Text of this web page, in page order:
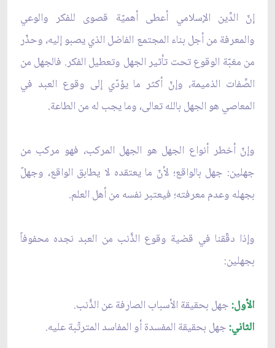
إنّ الدِّين الإسلامي أعطى أهميّة قصوى للفكر والوعي
والمعرفة من أجل بناء المجتمع الفاضل الذي يصبو إليه، وحذّر
من مغبّة الوقوع تحت تأثير الجهل وتعطيل الفكر. فالجهل من
الصِّفات الذميمة، وإنّ أكثر ما يؤدّي إلى وقوع العبد في
المعاصي هو الجهل بالله تعالى، وما يجب له من الطاعة.
وإنّ أخطر أنواع الجهل هو الجهل المركب، فهو مركب من
جهلين: جهل بالواقع؛ لأنّ ما يعتقده لا يطابق الواقع، وجهلٌ
بجهله وعدم معرفته؛ فيعتبر نفسه من أهل العلم.
وإذا دقّقنا في قضية وقوع الذَّنب من العبد نجده محفوفاً
بجهلين:
الأول:جهل بحقيقة الأسباب الصارفة عن الذَّنب.
الثاني:جهل بحقيقة المفسدة أو المفاسد المترتّبة عليه.